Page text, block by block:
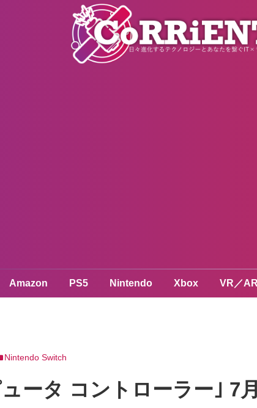
Amazon PS5 Nintendo Xbox VR／
Nintendo Switch
ータ コントローラー｣ 7